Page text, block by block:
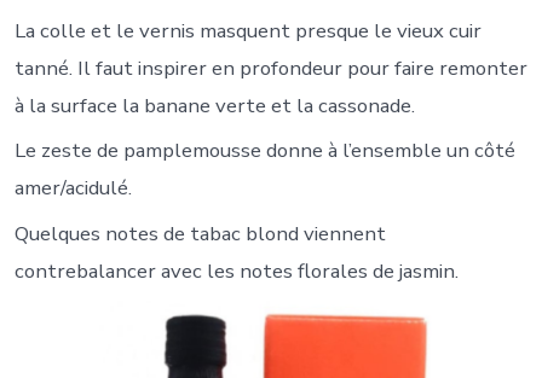
La colle et le vernis masquent presque le vieux cuir
tanné. Il faut inspirer en profondeur pour faire remonter
à la surface la banane verte et la cassonade.
Le zeste de pamplemousse donne à l’ensemble un côté
amer/acidulé.
Quelques notes de tabac blond viennent
contrebalancer avec les notes florales de jasmin.